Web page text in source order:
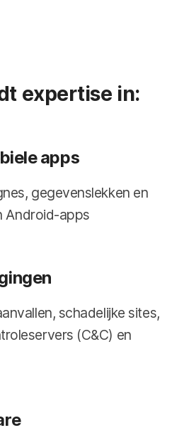
expertise in:
apps
gegevenslekken en
Android-apps
schadelijke sites,
(C&C) en